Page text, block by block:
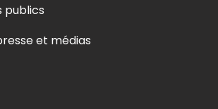
publics
et médias